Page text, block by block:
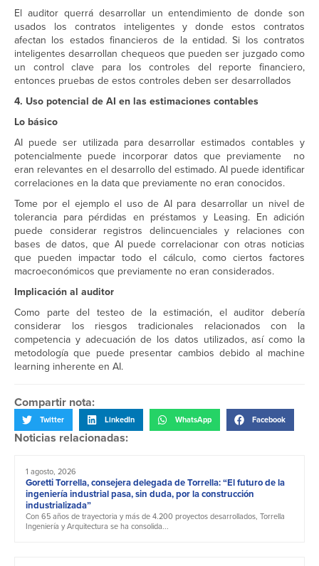
El auditor querrá desarrollar un entendimiento de donde son
usados los contratos inteligentes y donde estos contratos
afectan los estados financieros de la entidad. Si los contratos
inteligentes desarrollan chequeos que pueden ser juzgado como
un control clave para los controles del reporte financiero,
entonces pruebas de estos controles deben ser desarrollados
4. Uso potencial de AI en las estimaciones contables
Lo básico
AI puede ser utilizada para desarrollar estimados contables y
potencialmente puede incorporar datos que previamente no
eran relevantes en el desarrollo del estimado. AI puede identificar
correlaciones en la data que previamente no eran conocidos.
Tome por el ejemplo el uso de AI para desarrollar un nivel de
tolerancia para pérdidas en préstamos y Leasing. En adición
puede considerar registros delincuenciales y relaciones con
bases de datos, que AI puede correlacionar con otras noticias
que pueden impactar todo el cálculo, como ciertos factores
macroeconómicos que previamente no eran considerados.
Implicación al auditor
Como parte del testeo de la estimación, el auditor debería
considerar los riesgos tradicionales relacionados con la
competencia y adecuación de los datos utilizados, así como la
metodología que puede presentar cambios debido al machine
learning inherente en AI.
Compartir nota:
Twitter LinkedIn WhatsApp Facebook
Noticias relacionadas:
1 agosto, 2026
Goretti Torrella, consejera delegada de Torrella: “El futuro de la
ingeniería industrial pasa, sin duda, por la construcción
industrializada”
Con 65 años de trayectoria y más de 4.200 proyectos desarrollados, Torrella
Ingeniería y Arquitectura se ha consolida...